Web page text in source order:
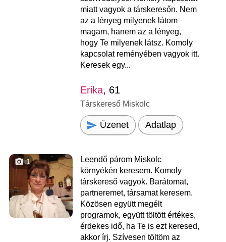
miatt vagyok a társkeresőn. Nem
az a lényeg milyenek látom
magam, hanem az a lényeg,
hogy Te milyenek látsz. Komoly
kapcsolat reményében vagyok itt.
Keresek egy...
Erika, 61
Társkereső Miskolc
Üzenet Adatlap
1
Leendő párom Miskolc
környékén keresem. Komoly
társkereső vagyok. Barátomat,
partneremet, társamat keresem.
Közösen együtt megélt
programok, együtt töltött értékes,
érdekes idő, ha Te is ezt keresed,
akkor írj. Szívesen töltöm az